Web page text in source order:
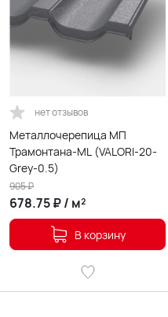
нет отзывов
Металлочерепица МП
Трамонтана-ML (VALORI-20-
Grey-0.5)
678.75₽/ м²
905₽
В корзину